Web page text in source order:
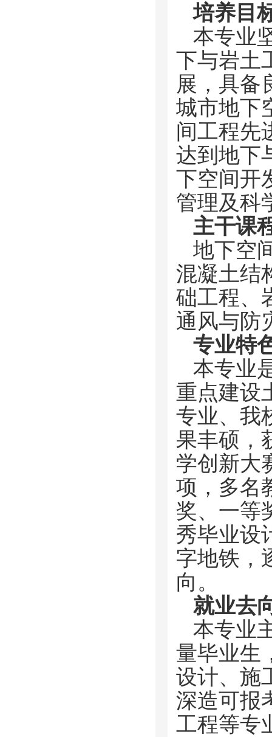
培养目
本专业
下与岩土
展，具备
城市地下
间工程先
达到地下
下空间开
管理及科
主干课
地下空
混凝土结
础工程、
通风与防
专业特
本专业
重点建设
专业、我
果丰硕，
学创新大
项，多名
奖、一等
秀毕业设
字地铁，
向。
就业去
本专业
量毕业生
设计、施
深造可报
工程等专